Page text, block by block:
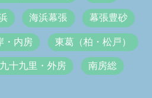
海浜幕張 幕張豊砂
・内房 東葛（柏・松戸）
九十九里・外房 南房総